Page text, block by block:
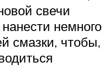
свечи
немного
смазки, чтобы,